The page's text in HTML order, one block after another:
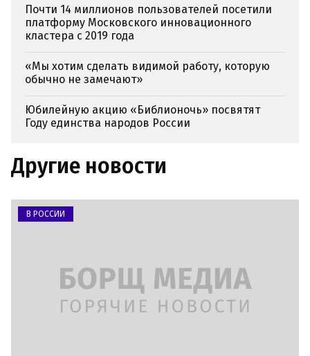
Почти 14 миллионов пользователей посетили
платформу Московского инновационного
кластера с 2019 года
«Мы хотим сделать видимой работу, которую
обычно не замечают»
Юбилейную акцию «Библионочь» посвятят
Году единства народов России
Другие новости
В РОССИИ